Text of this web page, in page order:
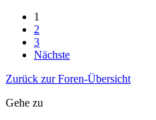
1
2
3
Nächste
Zurück zur Foren-Übersicht
Gehe zu